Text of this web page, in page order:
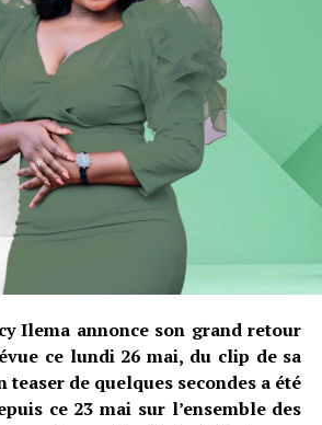
Ilema annonce son grand retour
ce lundi 26 mai, du clip de sa
teaser de quelques secondes a été
ce 23 mai sur l’ensemble des